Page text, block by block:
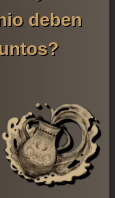
deben